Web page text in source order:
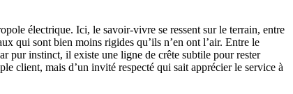
électrique. Ici, le savoir-vivre se ressent sur le terrain, entre
qui sont bien moins rigides qu’ils n’en ont l’air. Entre le
pur instinct, il existe une ligne de crête subtile pour rester
client, mais d’un invité respecté qui sait apprécier le service à